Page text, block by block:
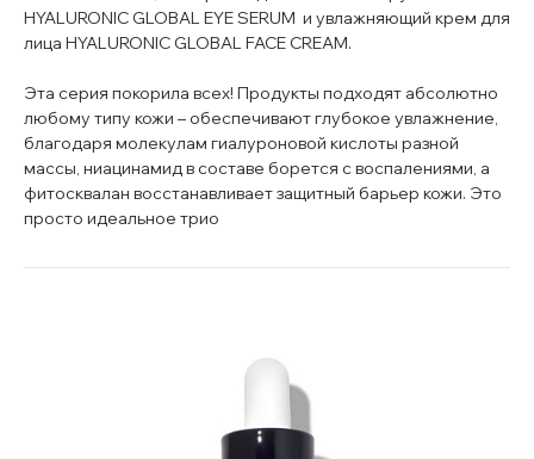
HYALURONIC GLOBAL EYE SERUM и увлажняющий крем для
лица HYALURONIC GLOBAL FACE CREAM.
Эта серия покорила всех! Продукты подходят абсолютно
любому типу кожи – обеспечивают глубокое увлажнение,
благодаря молекулам гиалуроновой кислоты разной
массы, ниацинамид в составе борется с воспалениями, а
фитосквалан восстанавливает защитный барьер кожи. Это
просто идеальное трио